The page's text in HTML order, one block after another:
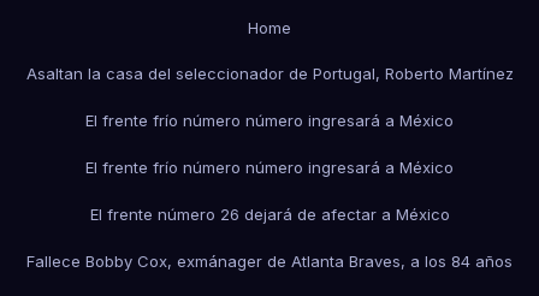
Home
Asaltan la casa del seleccionador de Portugal, Roberto Martínez
El frente frío número número ingresará a México
El frente frío número número ingresará a México
El frente número 26 dejará de afectar a México
Fallece Bobby Cox, exmánager de Atlanta Braves, a los 84 años